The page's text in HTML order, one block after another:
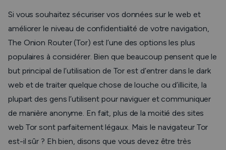
Si vous souhaitez sécuriser vos données sur le web et
améliorer le niveau de confidentialité de votre navigation,
The Onion Router (Tor) est l’une des options les plus
populaires à considérer. Bien que beaucoup pensent que le
but principal de l’utilisation de Tor est d’entrer dans le dark
web et de traiter quelque chose de louche ou d’illicite, la
plupart des gens l’utilisent pour naviguer et communiquer
de manière anonyme. En fait, plus de la moitié des sites
web Tor sont parfaitement légaux. Mais le navigateur Tor
est-il sûr ? Eh bien, disons que vous devez être très